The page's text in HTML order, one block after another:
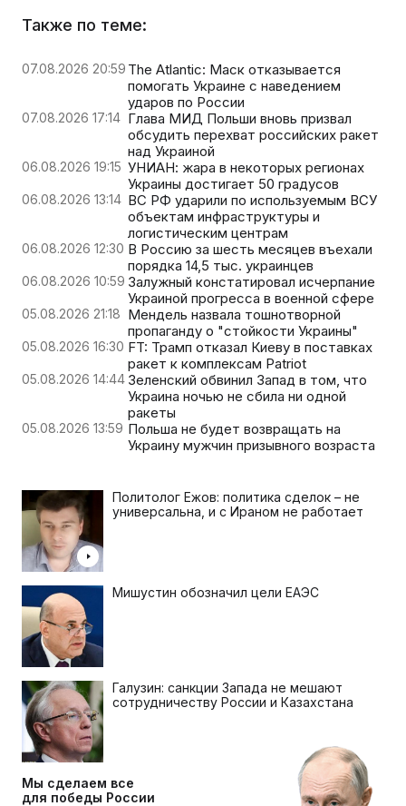
Также по теме:
07.08.2026 20:59 The Atlantic: Маск отказывается
помогать Украине с наведением
ударов по России
07.08.2026 17:14 Глава МИД Польши вновь призвал
обсудить перехват российских ракет
над Украиной
06.08.2026 19:15 УНИАН: жара в некоторых регионах
Украины достигает 50 градусов
06.08.2026 13:14 ВС РФ ударили по используемым ВСУ
объектам инфраструктуры и
логистическим центрам
06.08.2026 12:30 В Россию за шесть месяцев въехали
порядка 14,5 тыс. украинцев
06.08.2026 10:59 Залужный констатировал исчерпание
Украиной прогресса в военной сфере
05.08.2026 21:18 Мендель назвала тошнотворной
пропаганду о "стойкости Украины"
05.08.2026 16:30 FT: Трамп отказал Киеву в поставках
ракет к комплексам Patriot
05.08.2026 14:44 Зеленский обвинил Запад в том, что
Украина ночью не сбила ни одной
ракеты
05.08.2026 13:59 Польша не будет возвращать на
Украину мужчин призывного возраста
Политолог Ежов: политика сделок – не
универсальна, и с Ираном не работает
Мишустин обозначил цели ЕАЭС
Галузин: санкции Запада не мешают
сотрудничеству России и Казахстана
Мы сделаем все
для победы России